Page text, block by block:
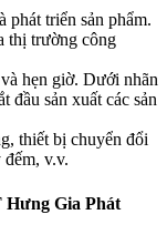
phát triển sản phẩm.
thị trường công
hẹn giờ. Dưới nhãn
đầu sản xuất các sản
thiết bị chuyển đổi
v.v.
Gia Phát